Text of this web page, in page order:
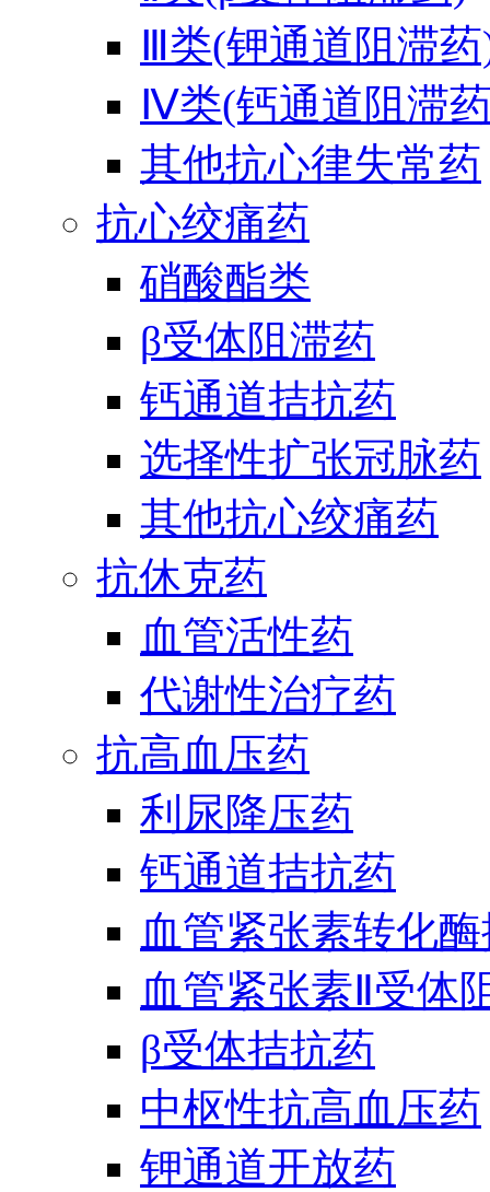
Ⅲ类(钾通道阻滞
Ⅳ类(钙通道阻滞
其他抗心律失常药
抗心绞痛药
硝酸酯类
β受体阻滞药
钙通道拮抗药
选择性扩张冠脉药
其他抗心绞痛药
抗休克药
血管活性药
代谢性治疗药
抗高血压药
利尿降压药
钙通道拮抗药
血管紧张素转化
血管紧张素Ⅱ受体
β受体拮抗药
中枢性抗高血压药
钾通道开放药